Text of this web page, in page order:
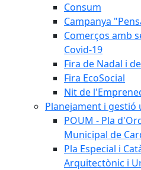
Consum
Campanya
Comerços amb
Covid-19
Fira de Nadal i
Fira EcoSocial
Nit de
Planejament i gestió
POUM - Pla
Municipal de
Pla Especial i
Arquitectònic i